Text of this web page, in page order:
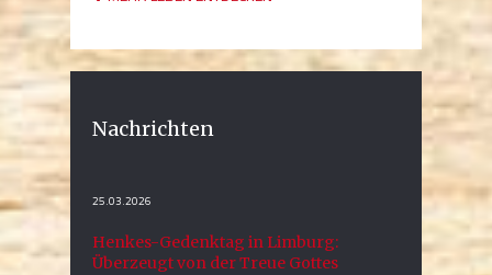
Nachrichten
25.03.2026
Henkes-Gedenktag in Limburg:
Überzeugt von der Treue Gottes